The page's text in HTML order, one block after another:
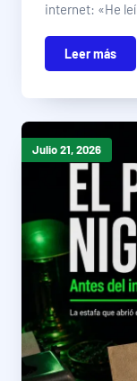
internet: «He
Leer más
Julio 21, 2026